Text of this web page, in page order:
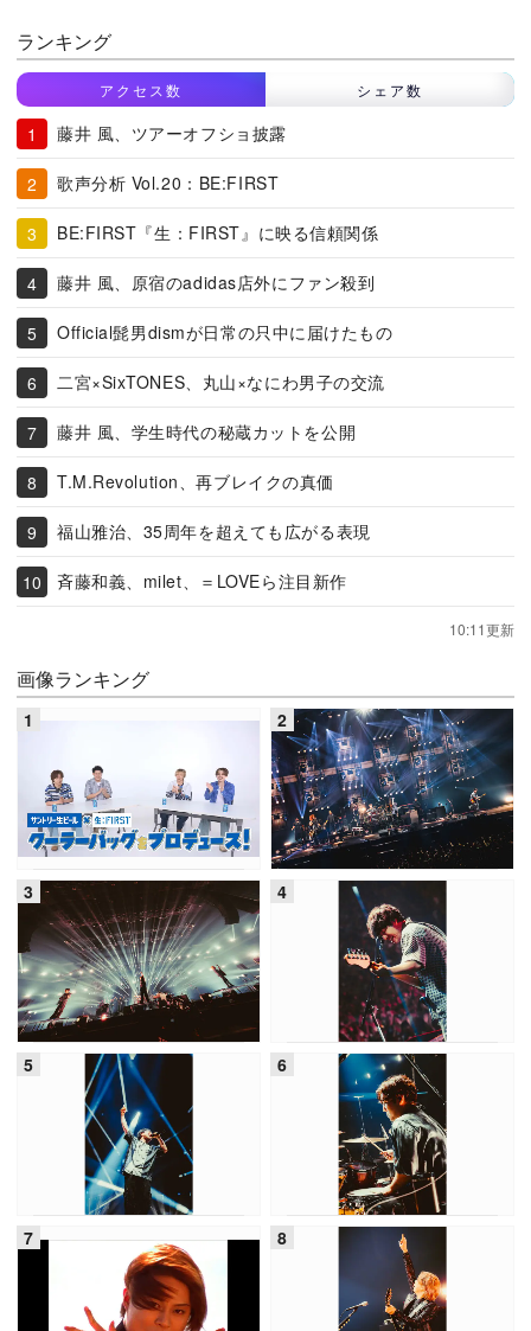
ランキング
アクセス数 シェア数
藤井 風、ツアーオフショ披露
歌声分析 Vol.20：BE:FIRST
BE:FIRST『生：FIRST』に映る信頼関係
藤井 風、原宿のadidas店外にファン殺到
Official髭男dismが日常の只中に届けたもの
二宮×SixTONES、丸山×なにわ男子の交流
藤井 風、学生時代の秘蔵カットを公開
T.M.Revolution、再ブレイクの真価
福山雅治、35周年を超えても広がる表現
斉藤和義、milet、＝LOVEら注目新作
10:11更新
画像ランキング